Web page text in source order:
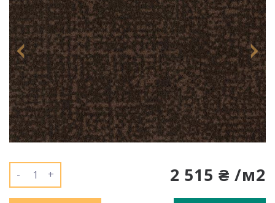
2 515 ₴ /м2
- +